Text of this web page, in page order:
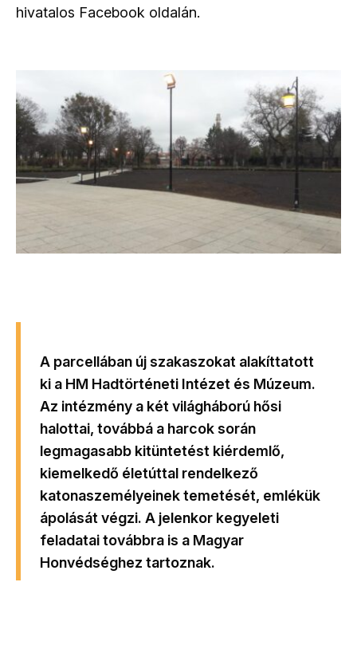
hivatalos Facebook oldalán.
A parcellában új szakaszokat alakíttatott
ki a HM Hadtörténeti Intézet és Múzeum.
Az intézmény a két világháború hősi
halottai, továbbá a harcok során
legmagasabb kitüntetést kiérdemlő,
kiemelkedő életúttal rendelkező
katonaszemélyeinek temetését, emlékük
ápolását végzi. A jelenkor kegyeleti
feladatai továbbra is a Magyar
Honvédséghez tartoznak.